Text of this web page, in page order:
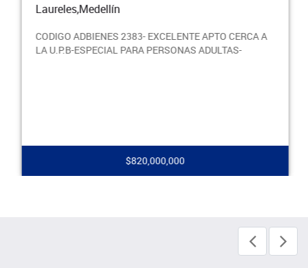
Laureles,Medellín
CODIGO ADBIENES 2383- EXCELENTE APTO CERCA A
LA U.P.B-ESPECIAL PARA PERSONAS ADULTAS-
$820,000,000